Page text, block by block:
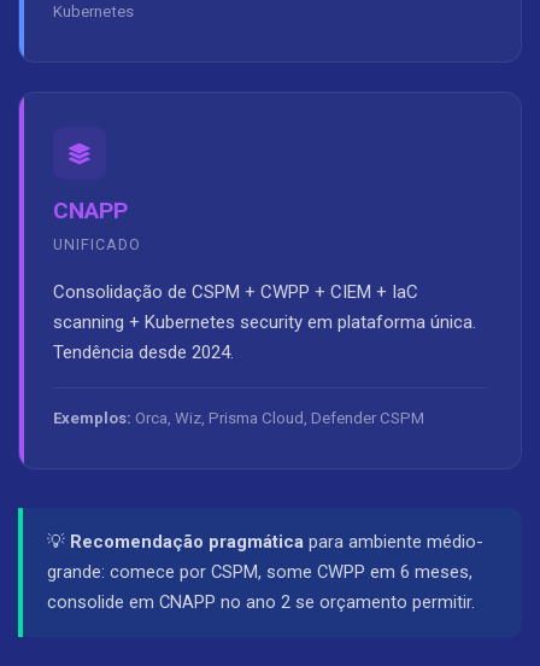
Kubernetes
CNAPP
UNIFICADO
Consolidação de CSPM + CWPP + CIEM + IaC
scanning + Kubernetes security em plataforma única.
Tendência desde 2024.
Exemplos: Orca, Wiz, Prisma Cloud, Defender CSPM
💡 Recomendação pragmática para ambiente médio-
grande: comece por CSPM, some CWPP em 6 meses,
consolide em CNAPP no ano 2 se orçamento permitir.